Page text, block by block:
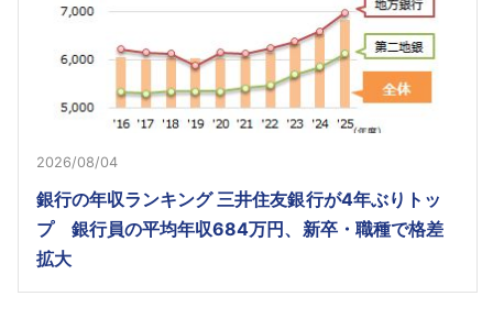
2026/08/04
銀行の年収ランキング 三井住友銀行が4年ぶりトッ
プ 銀行員の平均年収684万円、新卒・職種で格差
拡大